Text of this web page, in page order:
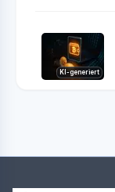
KI-generiert